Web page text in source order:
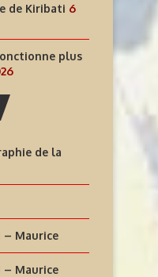
SI VOTRE TÉLÉPHONE
NE FONCTIONNE PLUS
de Kiribati 6
plus
de la
– Maurice
– Maurice